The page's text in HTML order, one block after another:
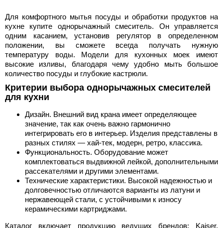
Для комфортного мытья посуды и обработки продуктов на
кухне купите однорычажный смеситель. Он управляется
одним касанием, установив регулятор в определенном
положении, вы сможете всегда получать нужную
температуру воды. Модели для кухонных моек имеют
высокие изливы, благодаря чему удобно мыть большое
количество посуды и глубокие кастрюли.
Критерии выбора однорычажных смесителей
для кухни
Дизайн. Внешний вид крана имеет определяющее
значение, так как очень важно гармонично
интегрировать его в интерьер. Изделия представлены в
разных стилях — хай-тек, модерн, ретро, классика.
Функциональность. Оборудование может
комплектоваться выдвижной лейкой, дополнительными
рассекателями и другими элементами.
Технические характеристики. Высокой надежностью и
долговечностью отличаются варианты из латуни и
нержавеющей стали, с устойчивыми к износу
керамическими картриджами.
Каталог включает продукцию ведущих брендов: Kaiser,